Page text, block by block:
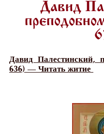
Давид
Давид Палестинский,
636) — Читать житие